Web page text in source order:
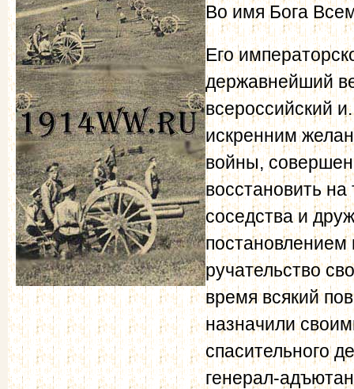
Во имя Бога
Его
державнейший
всероссийский
искренним
войны,
восстановить
соседства и
ручательство
время всякий
назначили
спасительного
генерал-